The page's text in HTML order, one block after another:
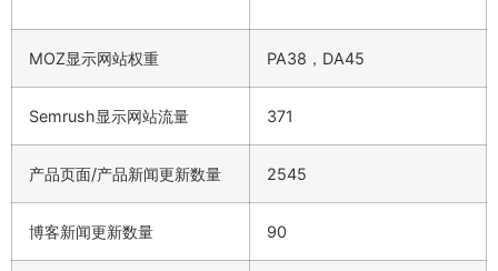
MOZ显示网站权重 PA38，DA45
Semrush显示网站流量 371
产品页面/产品新闻更新数量 2545
博客新闻更新数量 90